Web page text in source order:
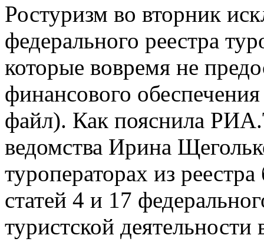
Ростуризм во вторник
федерального реестра
которые вовремя не
финансового
файл). Как пояснила
ведомства Ирина
туроператорах из
статей 4 и 17
туристской